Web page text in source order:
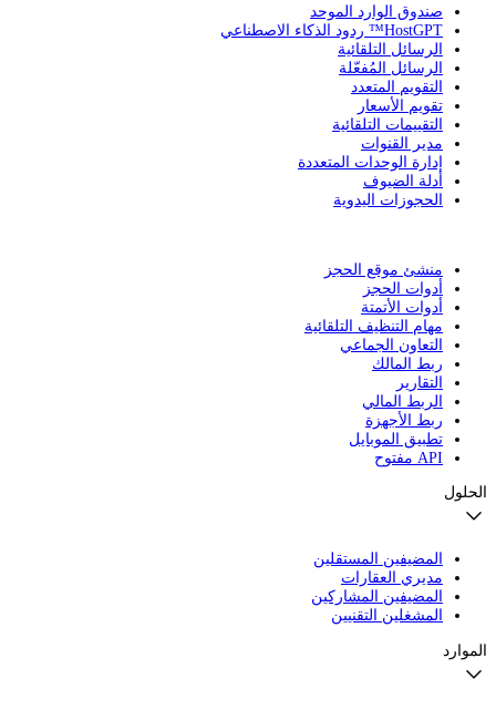
صندوق الوارد الموحد
HostGPT™ ردود الذكاء الاصطناعي
الرسائل التلقائية
الرسائل المُفعّلة
التقويم المتعدد
تقويم الأسعار
التقييمات التلقائية
مدير القنوات
إدارة الوحدات المتعددة
أدلة الضيوف
الحجوزات اليدوية
منشئ موقع الحجز
أدوات الحجز
أدوات الأتمتة
مهام التنظيف التلقائية
التعاون الجماعي
ربط المالك
التقارير
الربط المالي
ربط الأجهزة
تطبيق الموبايل
API مفتوح
الحلول
المضيفين المستقلين
مديري العقارات
المضيفين المشاركين
المشغلين التقنيين
الموارد